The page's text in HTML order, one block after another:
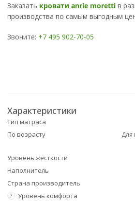
Заказать кровати anrie moretti в
производства по самым выгодным
Звоните: +7 495 902-70-05
Характеристики
Тип матраса
По возрасту
Для
Уровень жесткости
Наполнитель
Страна производитель
? Уровень комфорта